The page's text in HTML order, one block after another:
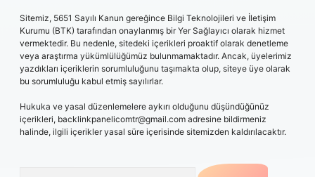
Sitemiz, 5651 Sayılı Kanun gereğince Bilgi Teknolojileri ve İletişim
Kurumu (BTK) tarafından onaylanmış bir Yer Sağlayıcı olarak hizmet
vermektedir. Bu nedenle, sitedeki içerikleri proaktif olarak denetleme
veya araştırma yükümlülüğümüz bulunmamaktadır. Ancak, üyelerimiz
yazdıkları içeriklerin sorumluluğunu taşımakta olup, siteye üye olarak
bu sorumluluğu kabul etmiş sayılırlar.
Hukuka ve yasal düzenlemelere aykırı olduğunu düşündüğünüz
içerikleri, backlinkpanelicomtr@gmail.com adresine bildirmeniz
halinde, ilgili içerikler yasal süre içerisinde sitemizden kaldırılacaktır.